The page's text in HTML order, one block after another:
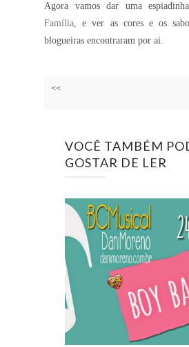
Agora vamos dar uma
Família, e ver as cores e os
blogueiras encontraram por ai.
<<
VOCÊ TAMBÉM
GOSTAR DE LER